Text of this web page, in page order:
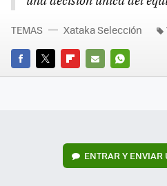
FACEBOOK
TWITTERFLIPBOARD
E-
WHATSAPP
TEMAS Xataka Selección
ENTRAR Y ENVIAR